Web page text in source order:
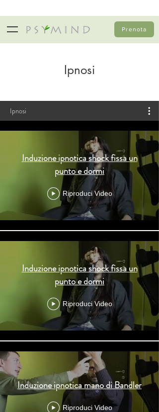
Prenota
Ipnosi
Ipnosi
Induzione ipnotica shock fissa un
punto e dormi
Riproduci Video
Induzione ipnotica shock fissa un
punto e dormi
Riproduci Video
Induzione ipnotica mano di Bandler
Riproduci Video